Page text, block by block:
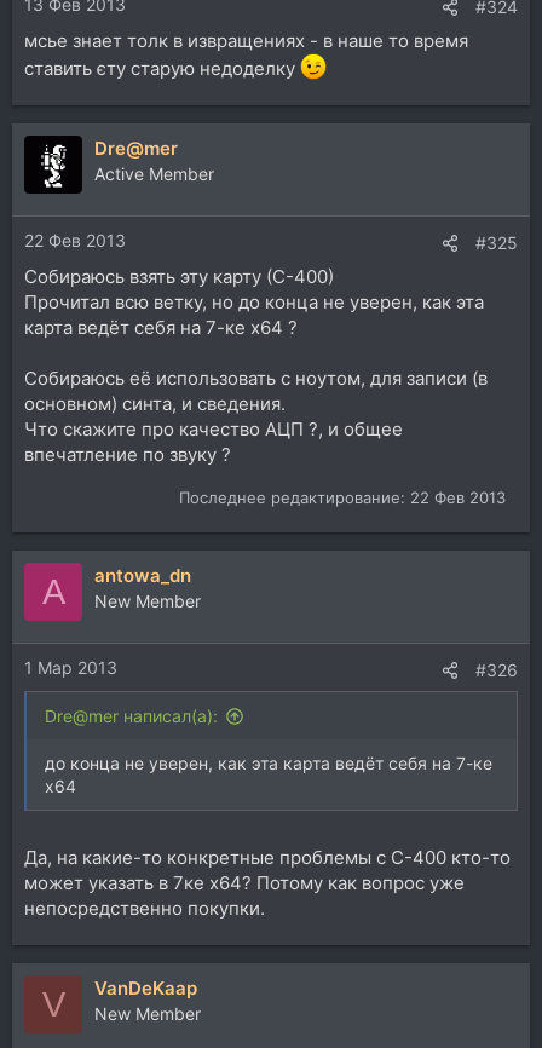
13 Фев 2013 #324
мсье знает толк в извращениях - в наше то время
ставить єту старую недоделку
Dre@mer
Active Member
22 Фев 2013 #325
Собираюсь взять эту карту (С-400)
Прочитал всю ветку, но до конца не уверен, как эта
карта ведёт себя на 7-ке x64 ?
Собираюсь её использовать с ноутом, для записи (в
основном) синта, и сведения.
Что скажите про качество АЦП ?, и общее
впечатление по звуку ?
Последнее редактирование: 22 Фев 2013
A antowa_dn
New Member
1 Мар 2013 #326
Dre@mer написал(а):
до конца не уверен, как эта карта ведёт себя на 7-ке
x64
Да, на какие-то конкретные проблемы c C-400 кто-то
может указать в 7ке x64? Потому как вопрос уже
непосредственно покупки.
V VanDeKaap
New Member